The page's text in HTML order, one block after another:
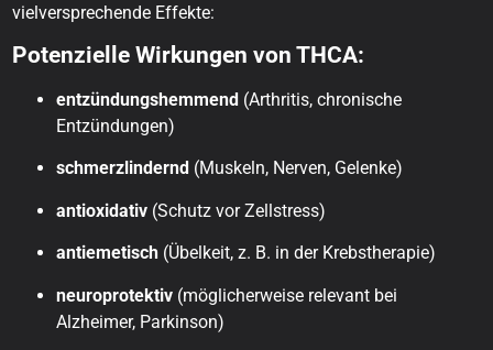
vielversprechende Effekte:
Potenzielle Wirkungen von THCA:
entzündungshemmend (Arthritis, chronische
Entzündungen)
schmerzlindernd (Muskeln, Nerven, Gelenke)
antioxidativ (Schutz vor Zellstress)
antiemetisch (Übelkeit, z. B. in der Krebstherapie)
neuroprotektiv (möglicherweise relevant bei
Alzheimer, Parkinson)